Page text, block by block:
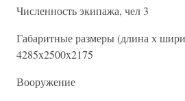
Численность экипажа, чел 3
Габаритные размеры (длина х
4285x2500x2175
Вооружение